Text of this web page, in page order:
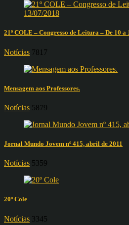
21º COLE – Congresso de Leitura – De 10 a
Notícias 7817
Mensagem aos Professores.
Notícias 5879
Jornal Mundo Jovem nº 415, abril de 2011
Notícias 5359
20º Cole
Notícias 3345